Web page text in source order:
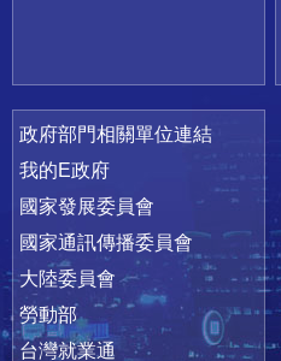
政府部門相關單位連結
我的E政府
國家發展委員會
國家通訊傳播委員會
大陸委員會
勞動部
台灣就業通